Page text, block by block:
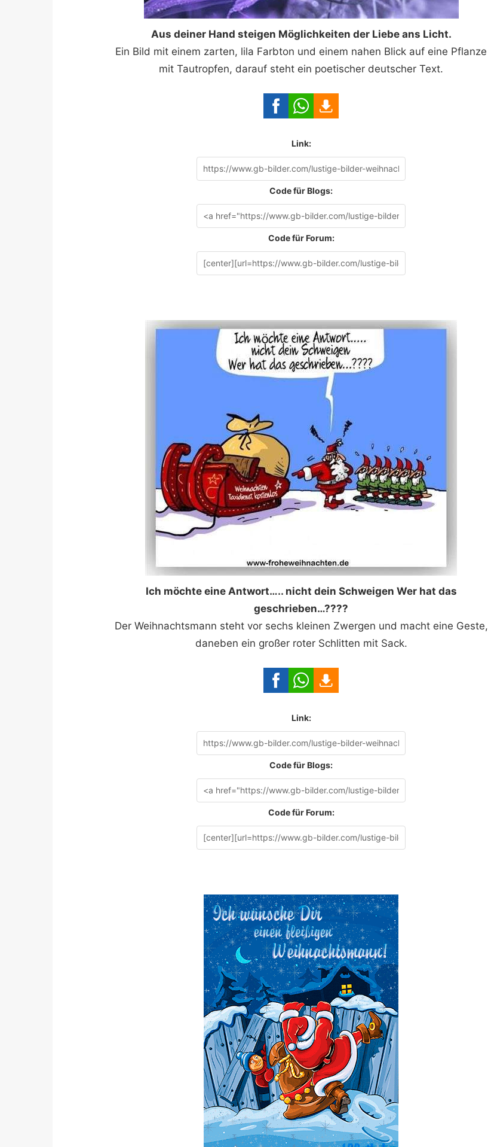
Aus deiner Hand steigen Möglichkeiten der Liebe ans Licht.
Ein Bild mit einem zarten, lila Farbton und einem nahen Blick auf eine Pflanze
mit Tautropfen, darauf steht ein poetischer deutscher Text.
Link:
Code für Blogs:
Code für Forum:
Ich möchte eine Antwort….. nicht dein Schweigen Wer hat das
geschrieben…????
Der Weihnachtsmann steht vor sechs kleinen Zwergen und macht eine Geste,
daneben ein großer roter Schlitten mit Sack.
Link:
Code für Blogs:
Code für Forum: